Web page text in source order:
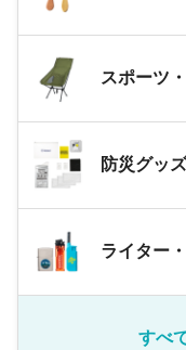
スポーツ
防災グッズ
ライター
すべ